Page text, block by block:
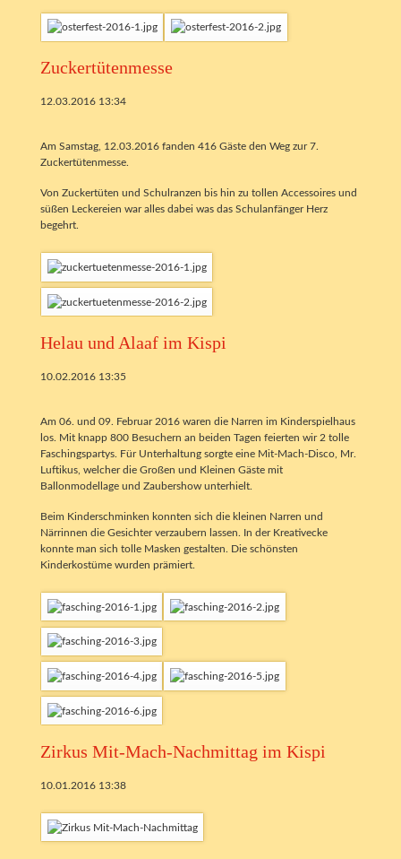
Zuckertütenmesse
12.03.2016 13:34
Am Samstag, 12.03.2016 fanden 416 Gäste den Weg zur 7.
Zuckertütenmesse.
Von Zuckertüten und Schulranzen bis hin zu tollen Accessoires und
süßen Leckereien war alles dabei was das Schulanfänger Herz
begehrt.
Helau und Alaaf im Kispi
10.02.2016 13:35
Am 06. und 09. Februar 2016 waren die Narren im Kinderspielhaus
los. Mit knapp 800 Besuchern an beiden Tagen feierten wir 2 tolle
Faschingspartys. Für Unterhaltung sorgte eine Mit-Mach-Disco, Mr.
Luftikus, welcher die Großen und Kleinen Gäste mit
Ballonmodellage und Zaubershow unterhielt.
Beim Kinderschminken konnten sich die kleinen Narren und
Närrinnen die Gesichter verzaubern lassen. In der Kreativecke
konnte man sich tolle Masken gestalten. Die schönsten
Kinderkostüme wurden prämiert.
Zirkus Mit-Mach-Nachmittag im Kispi
10.01.2016 13:38